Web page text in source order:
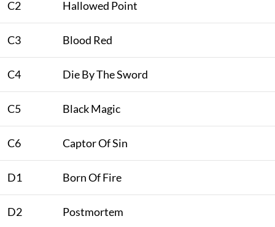
C2 Hallowed Point
C3 Blood Red
C4 Die By The Sword
C5 Black Magic
C6 Captor Of Sin
D1 Born Of Fire
D2 Postmortem